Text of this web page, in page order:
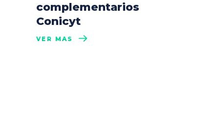
complementarios
Conicyt
VER MÁS